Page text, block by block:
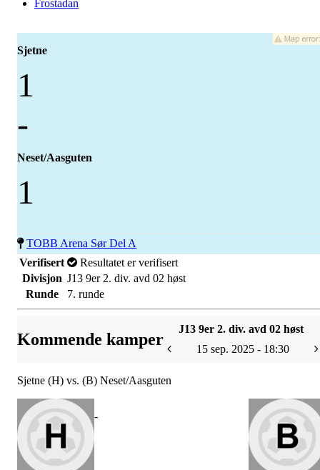
Frostadan
Sjetne
1
-
Neset/Aasguten
1
TOBB Arena Sør Del A
Verifisert
Resultatet er verifisert
Divisjon J13 9er 2. div. avd 02 høst
Runde
7. runde
Kommende kamper
J13 9er 2. div. avd 02 høst
15 sep. 2025 - 18:30
Sjetne (H) vs. (B) Neset/Aasguten
-